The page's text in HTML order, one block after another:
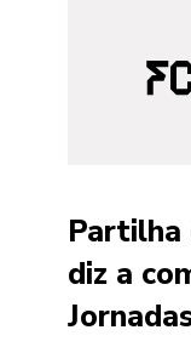
Partilha
diz a